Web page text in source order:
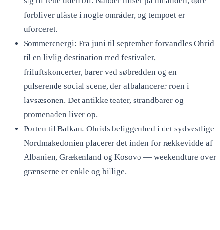
forbliver ulåste i nogle områder, og tempoet er
uforceret.
Sommerenergi: Fra juni til september forvandles Ohrid
til en livlig destination med festivaler,
friluftskoncerter, barer ved søbredden og en
pulserende social scene, der afbalancerer roen i
lavsæsonen. Det antikke teater, strandbarer og
promenaden liver op.
Porten til Balkan: Ohrids beliggenhed i det sydvestlige
Nordmakedonien placerer det inden for rækkevidde af
Albanien, Grækenland og Kosovo — weekendture over
grænserne er enkle og billige.